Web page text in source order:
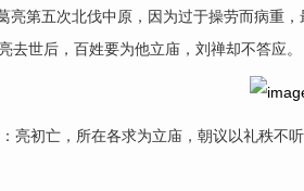
第五次北伐中原，因为过于操劳而病重，
去世后，百姓要为他立庙，刘禅却不答应。
初亡，所在各求为立庙，朝议以礼秩不